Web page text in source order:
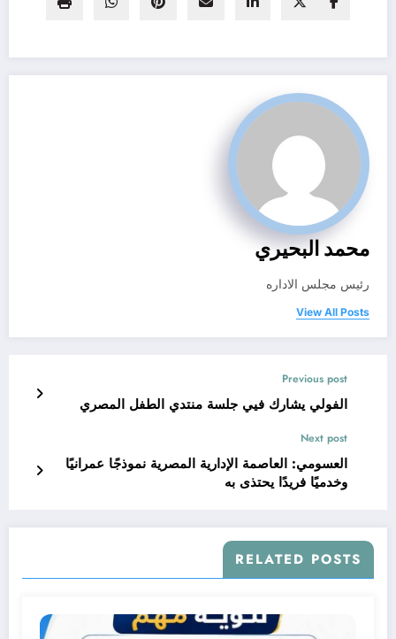
محمد البحيري
رئيس مجلس الاداره
View All Posts
Previous post
الفولي يشارك فيي جلسة منتدي الطفل المصري
Next post
العسومي: العاصمة الإدارية المصرية نموذجًا عمرانيًا
وخدميًا فريدًا يحتذى به
RELATED POSTS